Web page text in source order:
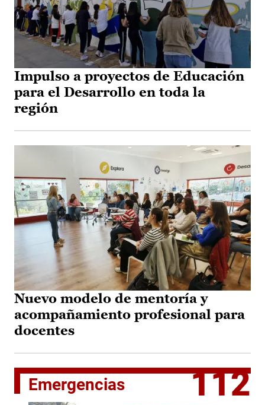
Impulso a proyectos de Educación
para el Desarrollo en toda la
región
Nuevo modelo de mentoría y
acompañamiento profesional para
docentes
Emergencias 112